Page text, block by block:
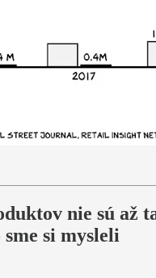
nie sú až
si mysleli